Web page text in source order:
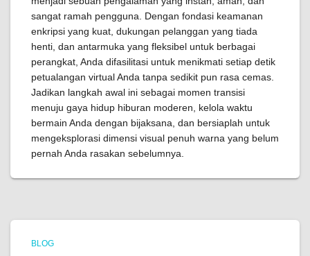
sangat ramah pengguna. Dengan fondasi keamanan
enkripsi yang kuat, dukungan pelanggan yang tiada
henti, dan antarmuka yang fleksibel untuk berbagai
perangkat, Anda difasilitasi untuk menikmati setiap detik
petualangan virtual Anda tanpa sedikit pun rasa cemas.
Jadikan langkah awal ini sebagai momen transisi
menuju gaya hidup hiburan moderen, kelola waktu
bermain Anda dengan bijaksana, dan bersiaplah untuk
mengeksplorasi dimensi visual penuh warna yang belum
pernah Anda rasakan sebelumnya.
BLOG